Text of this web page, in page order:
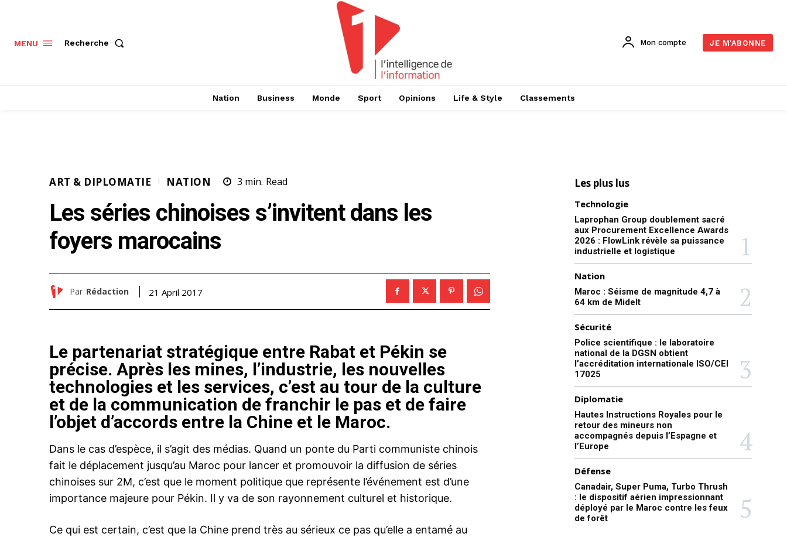
MENU Recherche Mon compte JE M'ABONNE
Nation Business Monde Sport Opinions Life & Style Classements
ART & DIPLOMATIE NATION 3 min. Read
Les séries chinoises s’invitent dans les
foyers marocains
Par Rédaction 21 April 2017
Le partenariat stratégique entre Rabat et Pékin se
précise. Après les mines, l’industrie, les nouvelles
technologies et les services, c’est au tour de la culture
et de la communication de franchir le pas et de faire
l’objet d’accords entre la Chine et le Maroc.
Dans le cas d’espèce, il s’agit des médias. Quand un ponte du Parti communiste chinois
fait le déplacement jusqu’au Maroc pour lancer et promouvoir la diffusion de séries
chinoises sur 2M, c’est que le moment politique que représente l’événement est d’une
importance majeure pour Pékin. Il y va de son rayonnement culturel et historique.
Ce qui est certain, c’est que la Chine prend très au sérieux ce pas qu’elle a entamé au
Les plus lus
Technologie
Laprophan Group doublement sacré
aux Procurement Excellence Awards
2026 : FlowLink révèle sa puissance
industrielle et logistique
Nation
Maroc : Séisme de magnitude 4,7 à
64 km de Midelt
Sécurité
Police scientifique : le laboratoire
national de la DGSN obtient
l’accréditation internationale ISO/CEI
17025
Diplomatie
Hautes Instructions Royales pour le
retour des mineurs non
accompagnés depuis l’Espagne et
l’Europe
Défense
Canadair, Super Puma, Turbo Thrush
: le dispositif aérien impressionnant
déployé par le Maroc contre les feux
de forêt